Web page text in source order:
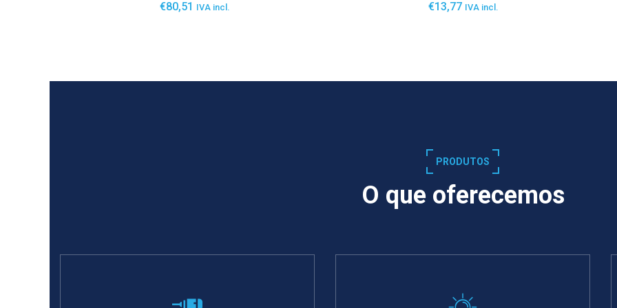
€80,51 IVA incl.
€13,77 IVA incl.
PRODUTOS
O que oferecemos